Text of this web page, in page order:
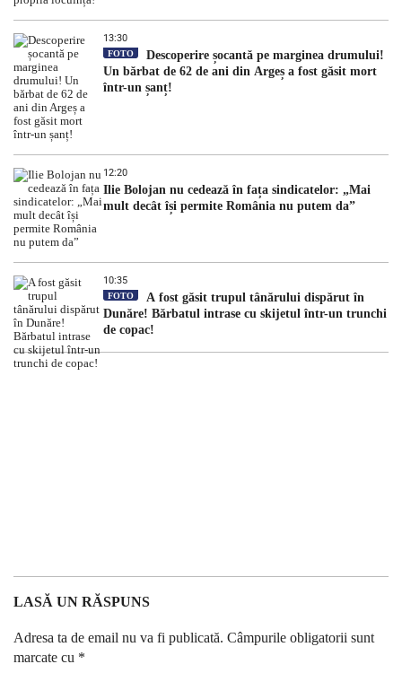
13:30
FOTO
Descoperire șocantă pe marginea drumului!
Un bărbat de 62 de ani din Argeș a fost găsit mort
într-un șanț!
12:20
Ilie Bolojan nu cedează în fața sindicatelor: „Mai
mult decât își permite România nu putem da”
10:35
FOTO
A fost găsit trupul tânărului dispărut în
Dunăre! Bărbatul intrase cu skijetul într-un trunchi
de copac!
LASĂ UN RĂSPUNS
Adresa ta de email nu va fi publicată. Câmpurile obligatorii sunt
marcate cu *